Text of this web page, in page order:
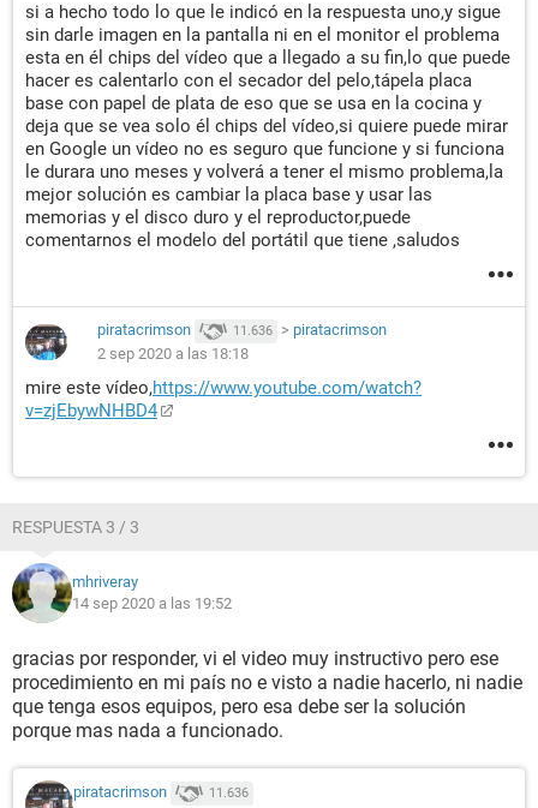
si a hecho todo lo que le indicó en la respuesta uno,y sigue
sin darle imagen en la pantalla ni en el monitor el problema
esta en él chips del vídeo que a llegado a su fin,lo que puede
hacer es calentarlo con el secador del pelo,tápela placa
base con papel de plata de eso que se usa en la cocina y
deja que se vea solo él chips del vídeo,si quiere puede mirar
en Google un vídeo no es seguro que funcione y si funciona
le durara uno meses y volverá a tener el mismo problema,la
mejor solución es cambiar la placa base y usar las
memorias y el disco duro y el reproductor,puede
comentarnos el modelo del portátil que tiene ,saludos
piratacrimson 11.636 > piratacrimson
2 sep 2020 a las 18:18
mire este vídeo,https://www.youtube.com/watch?
v=zjEbywNHBD4
RESPUESTA 3 / 3
mhriveray
14 sep 2020 a las 19:52
gracias por responder, vi el video muy instructivo pero ese
procedimiento en mi país no e visto a nadie hacerlo, ni nadie
que tenga esos equipos, pero esa debe ser la solución
porque mas nada a funcionado.
piratacrimson 11.636